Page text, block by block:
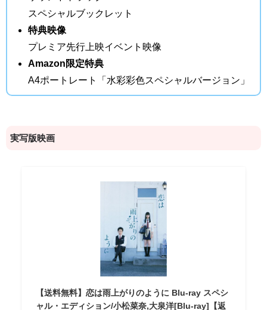
スペシャルブックレット
特典映像
プレミア先行上映イベント映像
Amazon限定特典
A4ポートレート「水彩彩色スペシャルバージョン」
実写版映画
【送料無料】恋は雨上がりのように Blu-ray スペシ
ャル・エディション/小松菜奈,大泉洋[Blu-ray]【返